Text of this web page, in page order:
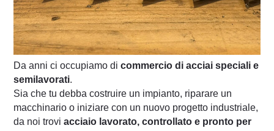
Da anni ci occupiamo dicommercio di acciai speciali e
semilavorati.
Sia che tu debba costruire un impianto, riparare un
macchinario o iniziare con un nuovo progetto industriale,
da noi troviacciaio lavorato, controllato e pronto per